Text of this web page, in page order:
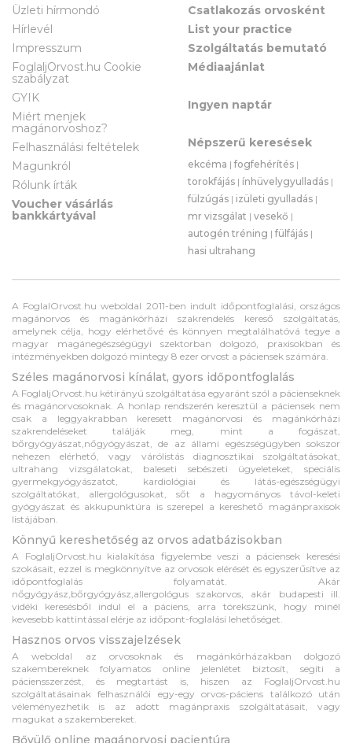
Üzleti hírmondó
Hírlevél
Impresszum
FoglaljOrvost.hu Cookie
szabályzat
GYIK
Miért menjek
magánorvoshoz?
Felhasználási feltételek
Magunkról
Rólunk írták
Voucher vásárlás
bankkártyával
Csatlakozás orvosként
List your practice
Szolgáltatás bemutató
Médiaajánlat
Ingyen naptár
Népszerű keresések
ekcéma |fogfehérítés |
torokfájás | ínhüvelygyulladás |
fülzúgás | izületi gyulladás |
mr vizsgálat | vesekő |
autogén tréning |fülfájás |
hasi ultrahang
A FoglalOrvost.hu weboldal 2011-ben indult időpontfoglalási, országos
magánorvos és magánkórházi szakrendelés kereső szolgáltatás,
amelynek célja, hogy elérhetővé és könnyen megtalálhatóvá tegye a
magyar magánegészségügyi szektorban dolgozó, praxisokban és
intézményekben dolgozó mintegy 8 ezer orvost a páciensek számára.
Széles magánorvosi kínálat, gyors időpontfoglalás
A FoglaljOrvost.hu kétirányú szolgáltatása egyaránt szól a pácienseknek
és magánorvosoknak. A honlap rendszerén keresztül a páciensek nem
csak a leggyakrabban keresett magánorvosi és magánkórházi
szakrendeléseket találják meg, mint a fogászat,
bőrgyógyászat,nőgyógyászat, de az állami egészségügyben sokszor
nehezen elérhető, vagy várólistás diagnosztikai szolgáltatásokat,
ultrahang vizsgálatokat, baleseti sebészeti ügyeleteket, speciális
gyermekgyógyászatot, kardiológiai és látás-egészségügyi
szolgáltatókat, allergológusokat, sőt a hagyományos távol-keleti
gyógyászat és akkupunktúra is szerepel a kereshető magánpraxisok
listájában.
Könnyű kereshetőség az orvos adatbázisokban
A FoglaljOrvost.hu kialakítása figyelembe veszi a páciensek keresési
szokásait, ezzel is megkönnyítve az orvosok elérését és egyszerűsítve az
időpontfoglalás folyamatát. Akár
nőgyógyász,bőrgyógyász,allergológus szakorvos, akár budapesti ill.
vidéki keresésből indul el a páciens, arra törekszünk, hogy minél
kevesebb kattintással elérje az időpont-foglalási lehetőséget.
Hasznos orvos visszajelzések
A weboldal az orvosoknak és magánkórházakban dolgozó
szakembereknek folyamatos online jelenlétet biztosít, segíti a
páciensszerzést, és megtartást is, hiszen az FoglaljOrvost.hu
szolgáltatásainak felhasználói egy-egy orvos-páciens találkozó után
véleményezhetik is az adott magánpraxis szolgáltatásait, vagy
magukat a szakembereket.
Bővülő online magánorvosi pacientúra